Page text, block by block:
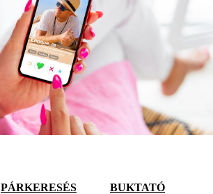
PÁRKERESÉS BUKTATÓ